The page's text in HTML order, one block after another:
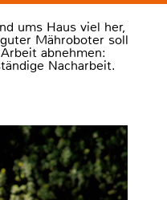
ums Haus viel her,
Mähroboter soll
abnehmen:
Nacharbeit.